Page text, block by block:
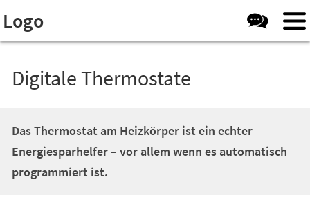
Assistenzsoftware
öffnen.
Logo
Digitale Thermostate
Das Thermostat am Heizkörper ist ein echter
Energiesparhelfer – vor allem wenn es automatisch
programmiert ist.